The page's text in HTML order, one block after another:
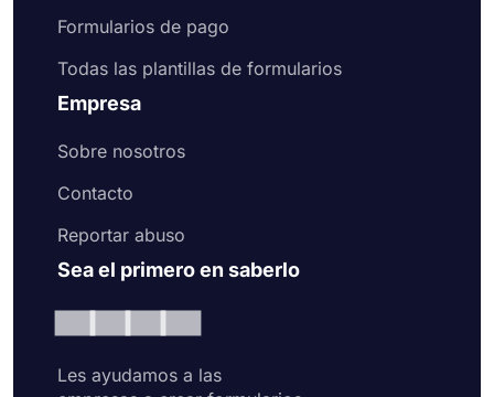
Formularios de pago
Todas las plantillas de formularios
Empresa
Sobre nosotros
Contacto
Reportar abuso
Sea el primero en saberlo
Les ayudamos a las